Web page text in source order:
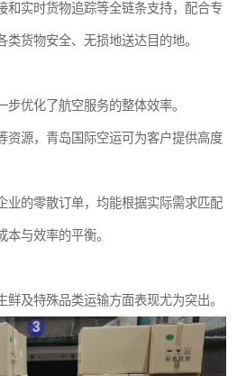
和实时货物追踪等全链条支持，配合专
货物安全、无损地送达目的地。
优化了航空服务的整体效率。
资源，青岛国际空运可为客户提供高度
业的零散订单，均能根据实际需求匹配
与效率的平衡。
及特殊品类运输方面表现尤为突出。